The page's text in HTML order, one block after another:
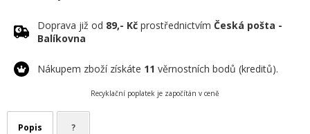
Doprava již od 89,- Kč prostřednictvím Česká pošta -
Balíkovna
Nákupem zboží získáte 11 věrnostních bodů (kreditů).
Recyklační poplatek je započítán v ceně
Popis ?